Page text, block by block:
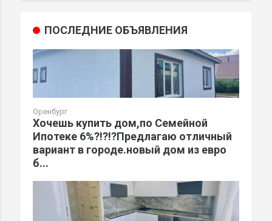
ПОСЛЕДНИЕ ОБЪЯВЛЕНИЯ
Оренбург
Хочешь купить дом,по Семейной
Ипотеке 6%?!?!?Предлагаю отличный
вариант в городе.новый дом из евро
б...